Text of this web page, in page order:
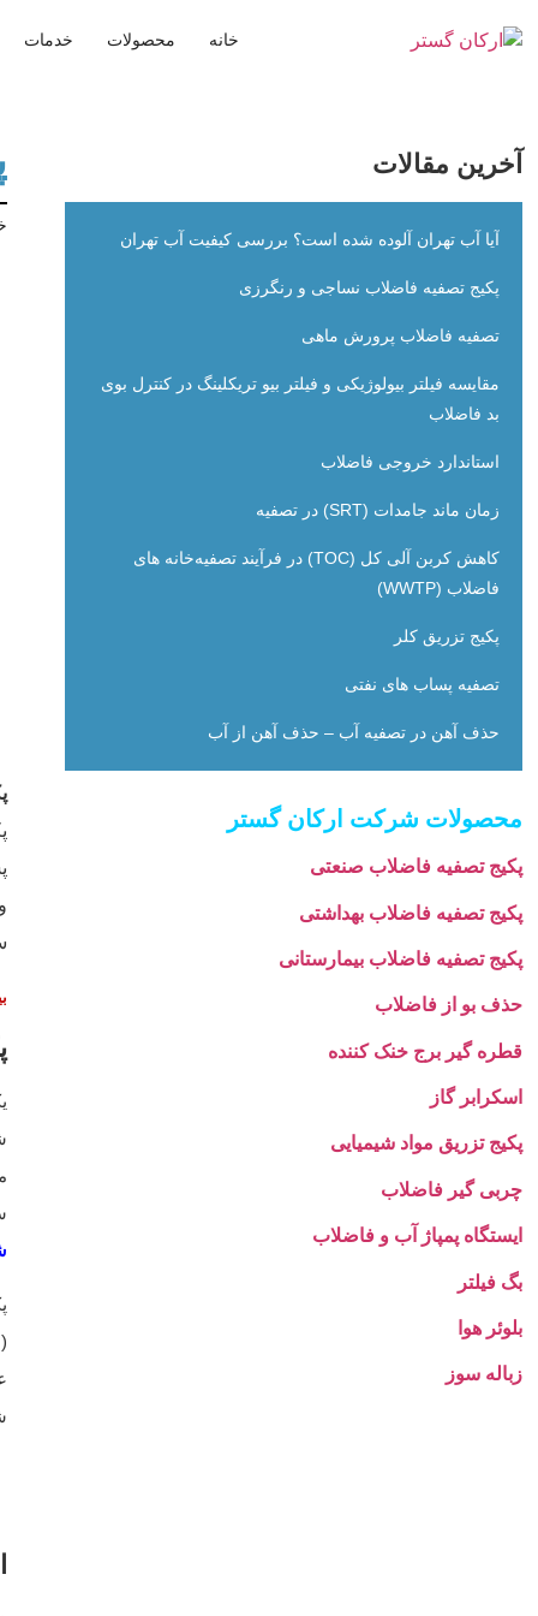
خانه محصولات خدمات
آخرین مقالات
آیا آب تهران آلوده شده است؟ بررسی کیفیت آب تهران
پکیج تصفیه فاضلاب نساجی و رنگرزی
تصفیه فاضلاب پرورش ماهی
مقایسه فیلتر بیولوژیکی و فیلتر بیو تریکلینگ در کنترل بوی
بد فاضلاب
استاندارد خروجی فاضلاب
زمان ماند جامدات (SRT) در تصفیه
کاهش کربن آلی کل (TOC) در فرآیند تصفیه‌خانه ‌های
فاضلاب (WWTP)
پکیج تزریق کلر
تصفیه پساب های نفتی
حذف آهن در تصفیه آب – حذف آهن از آب
محصولات شرکت ارکان گستر
پکیج تصفیه فاضلاب صنعتی
پکیج تصفیه فاضلاب بهداشتی
پکیج تصفیه فاضلاب بیمارستانی
حذف بو از فاضلاب
قطره گیر برج خنک کننده
اسکرابر گاز
پکیج تزریق مواد شیمیایی
چربی گیر فاضلاب
ایستگاه پمپاژ آب و فاضلاب
بگ فیلتر
بلوئر هوا
زباله سوز